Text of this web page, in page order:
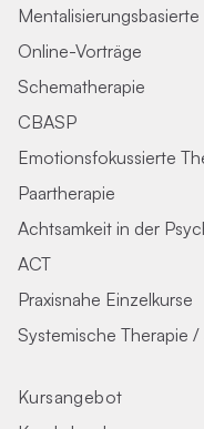
Online-Vorträge
Schematherapie
CBASP
Emotionsfokussierte
Paartherapie
Achtsamkeit in der
ACT
Praxisnahe Einzelkurse
Systemische Therapie
Kursangebot